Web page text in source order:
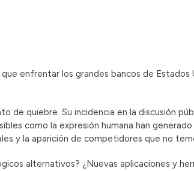
enfrentar los grandes bancos de Estados
de quiebre. Su incidencia en la discusión
como la expresión humana han
y la aparición de competidores que no
alternativos? ¿Nuevas aplicaciones y